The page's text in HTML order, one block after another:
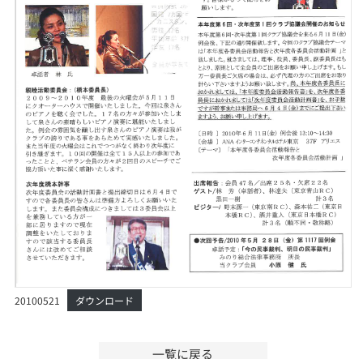
20100521 ダウンロード
一覧に戻る